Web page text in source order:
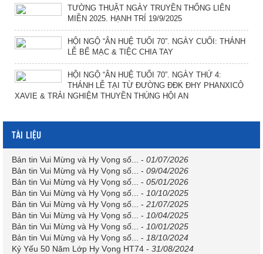
TƯỜNG THUẬT NGÀY TRUYỀN THỐNG LIÊN
MIỀN 2025. HẠNH TRÍ 19/9/2025
HỘI NGỘ “ÂN HUỆ TUỔI 70”. NGÀY CUỐI: THÁNH
LỄ BẾ MẠC & TIỆC CHIA TAY
HỘI NGỘ “ÂN HUỆ TUỔI 70”. NGÀY THỨ 4:
THÁNH LỄ TẠI TỪ ĐƯỜNG ĐĐK ĐHY PHANXICÔ
XAVIE & TRẢI NGHIỆM THUYỀN THÚNG HỘI AN
TÀI LIỆU
Bản tin Vui Mừng và Hy Vọng số... - 01/07/2026
Bản tin Vui Mừng và Hy Vọng số...
- 09/04/2026
Bản tin Vui Mừng và Hy Vọng số...
- 05/01/2026
Bản tin Vui Mừng và Hy Vọng số...
- 10/10/2025
Bản tin Vui Mừng và Hy Vọng số...
- 21/07/2025
Bản tin Vui Mừng và Hy Vọng số...
- 10/04/2025
Bản tin Vui Mừng và Hy Vọng số...
- 10/01/2025
Bản tin Vui Mừng và Hy Vọng số...
- 18/10/2024
Kỷ Yếu 50 Năm Lớp Hy Vọng HT74 - 31/08/2024